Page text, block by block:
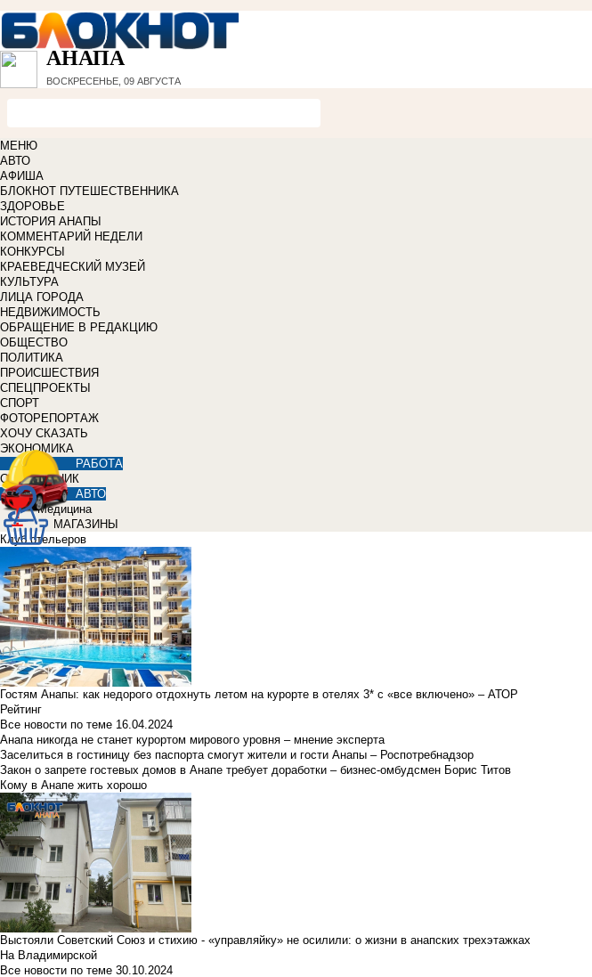
АНАПА
ВОСКРЕСЕНЬЕ, 09 АВГУСТА
МЕНЮ
АВТО
АФИША
БЛОКНОТ ПУТЕШЕСТВЕННИКА
ЗДОРОВЬЕ
ИСТОРИЯ АНАПЫ
КОММЕНТАРИЙ НЕДЕЛИ
КОНКУРСЫ
КРАЕВЕДЧЕСКИЙ МУЗЕЙ
КУЛЬТУРА
ЛИЦА ГОРОДА
НЕДВИЖИМОСТЬ
ОБРАЩЕНИЕ В РЕДАКЦИЮ
ОБЩЕСТВО
ПОЛИТИКА
ПРОИСШЕСТВИЯ
СПЕЦПРОЕКТЫ
СПОРТ
ФОТОРЕПОРТАЖ
ХОЧУ СКАЗАТЬ
ЭКОНОМИКА
РАБОТА
СПРАВОЧНИК
АВТО
Медицина
МАГАЗИНЫ
Клуб отельеров
Гостям Анапы: как недорого отдохнуть летом на курорте в отелях 3* с «все включено» – АТОР
Рейтинг
Все новости по теме 16.04.2024
Анапа никогда не станет курортом мирового уровня – мнение эксперта
Заселиться в гостиницу без паспорта смогут жители и гости Анапы – Роспотребнадзор
Закон о запрете гостевых домов в Анапе требует доработки – бизнес-омбудсмен Борис Титов
Кому в Анапе жить хорошо
Выстояли Советский Союз и стихию - «управляйку» не осилили: о жизни в анапских трехэтажках
На Владимирской
Все новости по теме 30.10.2024